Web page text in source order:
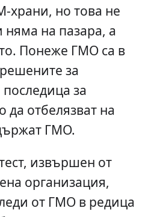
храни, но това не
няма на пазара, а
Понеже ГМО са в
за
за
отбелязват на
ГМО.
извършен от
организация,
от ГМО в редица